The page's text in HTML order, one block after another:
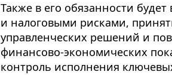
Также в его обязанности
и налоговыми рисками,
управленческих решений и
финансово-экономических
контроль исполнения